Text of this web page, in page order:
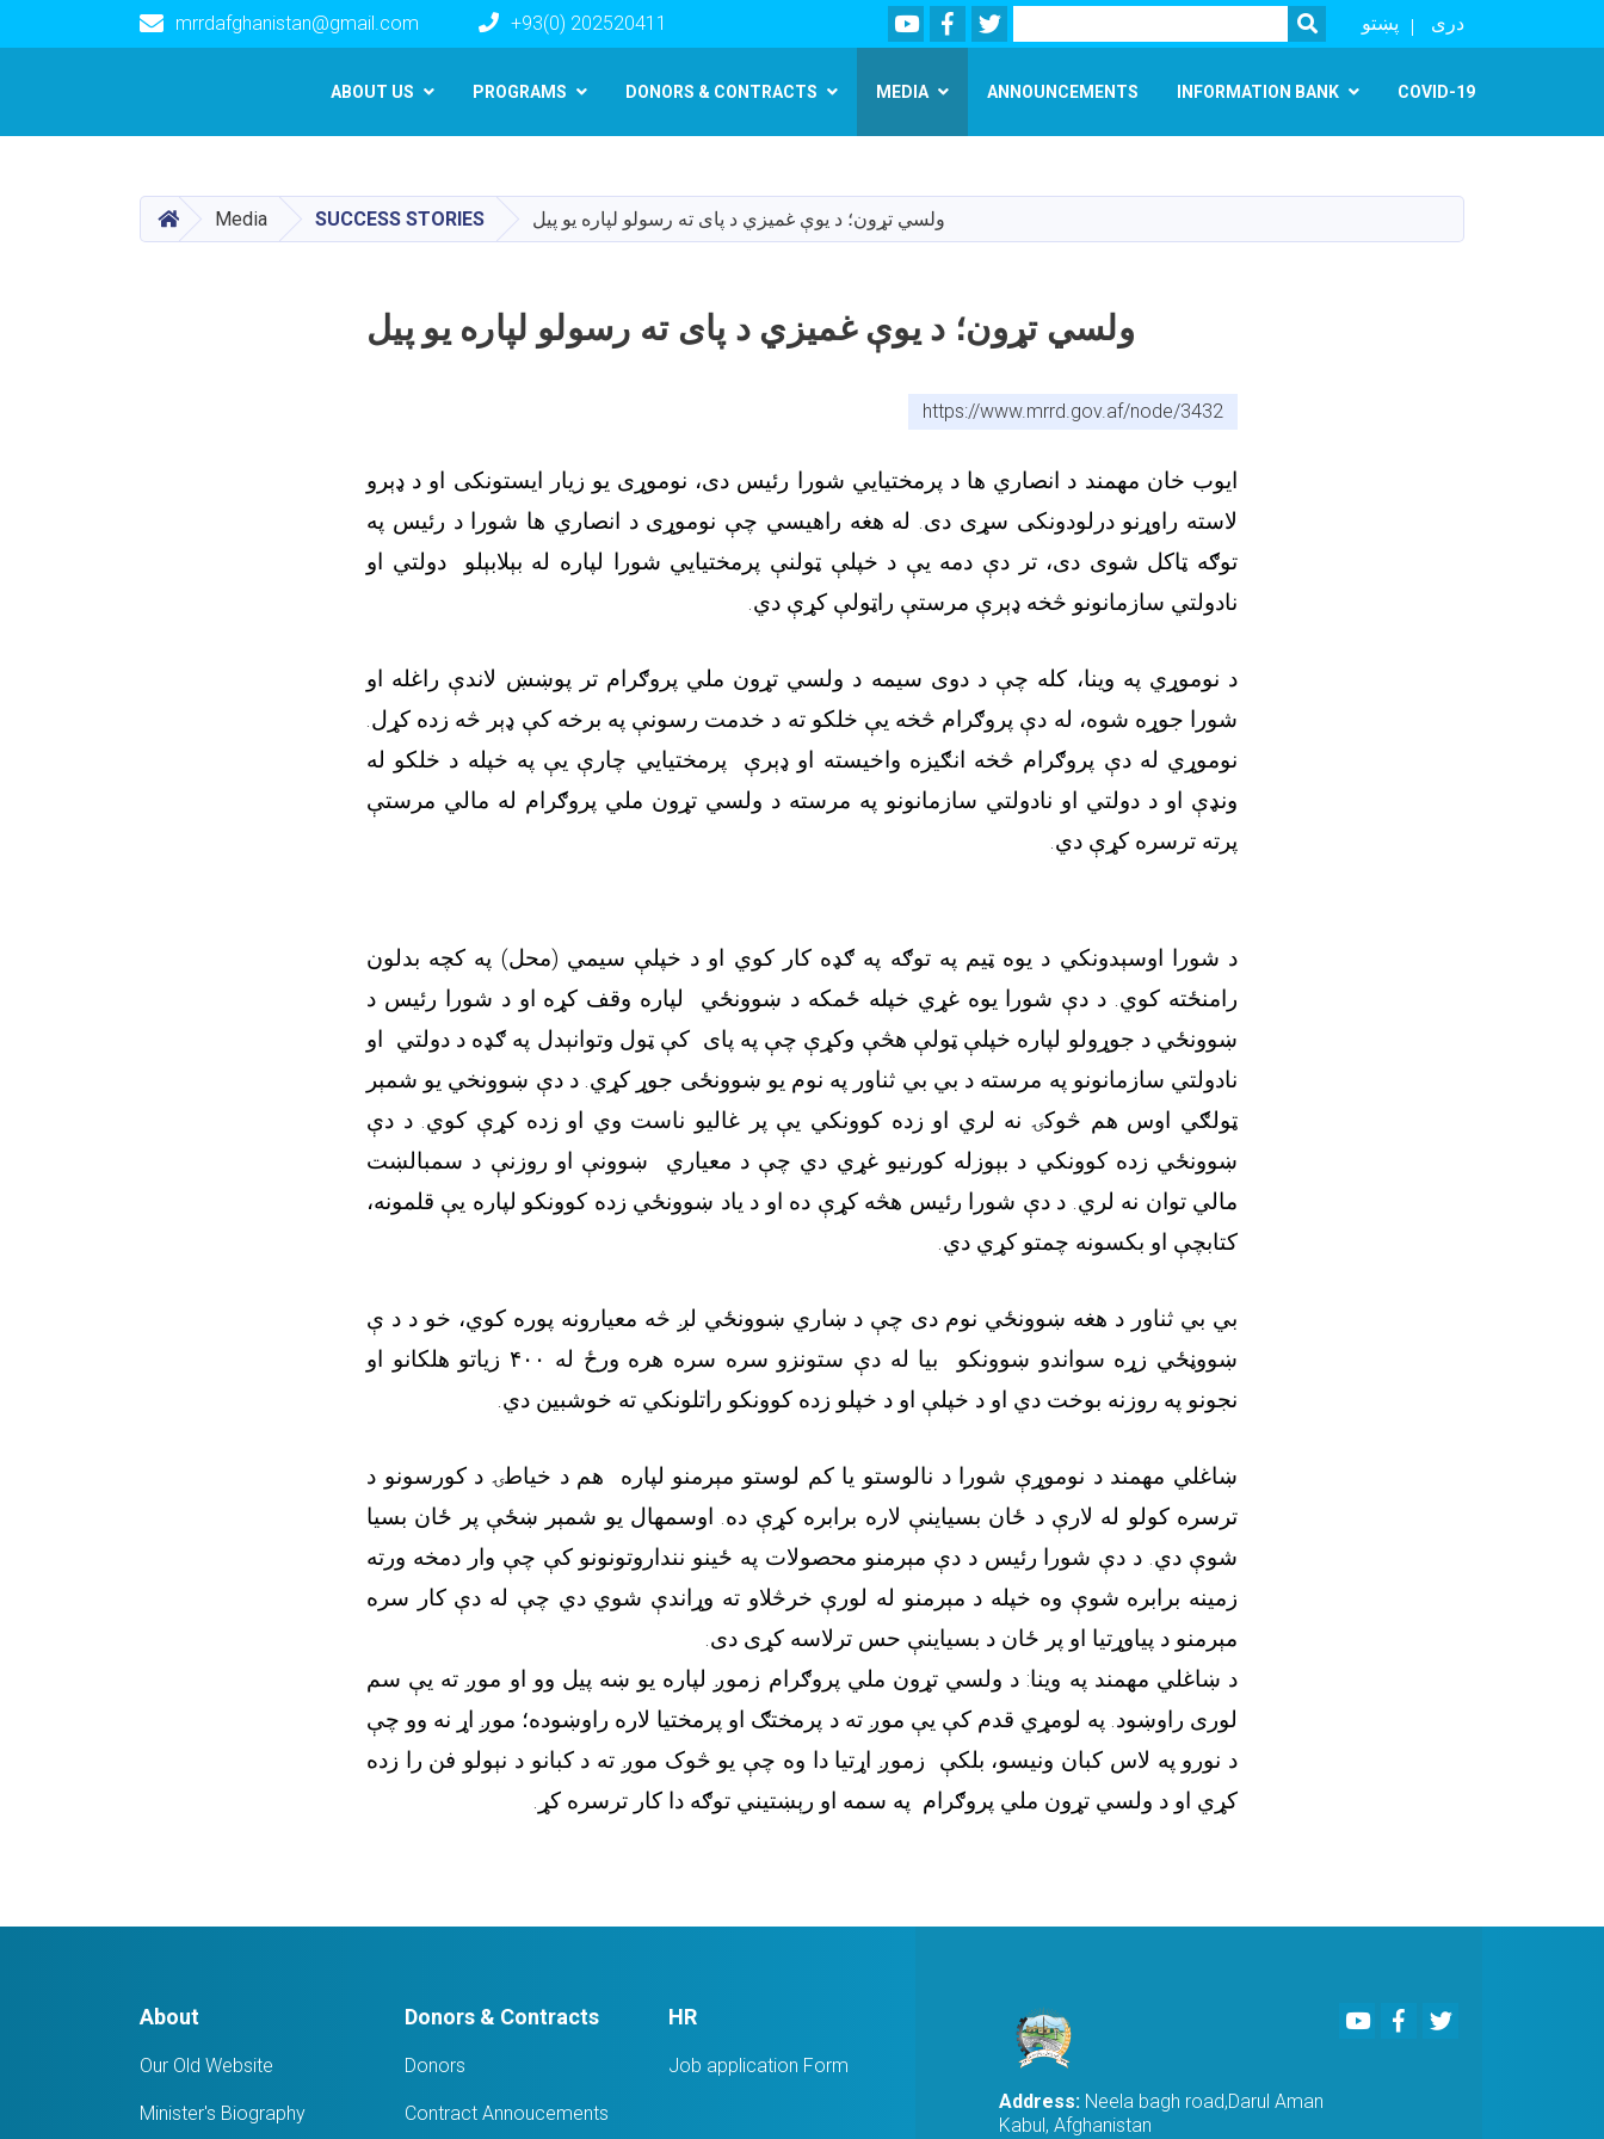
content
mrrdafghanistan@gmail.com +93(0) 202520411 YoutubeFacebookTwitter
Search SEARCH
پښتو دری
ABOUT US PROGRAMS DONORS & CONTRACTS MEDIA ANNOUNCEMENTS INFORMATION BANK COVID-19
HOMEMedia SUCCESS STORIES ولسي تړون؛ د یوې غمیزي د پای ته رسولو لپاره یو پیل
ولسي تړون؛ د یوې غمیزي د پای ته رسولو لپاره یو پیل
https://www.mrrd.gov.af/node/3432
ایوب خان مهمند د انصاري ها د پرمختیایي شورا رئیس دی، نوموړی یو زیار ایستونکی او د ډېرو
لاسته راوړنو درلودونکی سړی دی. له هغه راهیسي چې نوموړی د انصاري ها شورا د رئیس په
توګه ټاکل شوی دی، تر دې دمه یې د خپلې ټولنې پرمختیایي شورا لپاره له بېلابېلو دولتي او
نادولتي سازمانونو څخه ډېرې مرستې راټولې کړې دي.
د نوموړي په وینا، کله چې د دوی سیمه د ولسي تړون ملي پروګرام تر پوښښ لاندې راغله او
شورا جوړه شوه، له دې پروګرام څخه یې خلکو ته د خدمت رسونې په برخه کې ډېر څه زده کړل.
نوموړي له دې پروګرام څخه انګیزه واخیسته او ډېرې پرمختیایي چارې یې په خپله د خلکو له
ونډې او د دولتي او نادولتي سازمانونو په مرسته د ولسي تړون ملي پروګرام له مالي مرستې
پرته ترسره کړې دي.
د شورا اوسېدونکي د یوه ټیم په توګه په ګډه کار کوي او د خپلې سیمي (محل) په کچه بدلون
رامنځته کوي. د دې شورا یوه غړي خپله ځمکه د ښوونځي لپاره وقف کړه او د شورا رئیس د
ښوونځي د جوړولو لپاره خپلې ټولې هڅې وکړې چې په پای کې ټول وتوانېدل په ګډه د دولتي او
نادولتي سازمانونو په مرسته د بي بي ثناور په نوم یو ښوونځی جوړ کړي. د دې ښوونخي یو شمېر
ټولګي اوس هم څوکۍ نه لري او زده کوونکي یې پر غالیو ناست وي او زده کړې کوي. د دې
ښوونځي زده کوونکي د بېوزله کورنیو غړي دي چې د معیاري ښوونې او روزنې د سمبالښت
مالي توان نه لري. د دې شورا رئیس هڅه کړې ده او د یاد ښوونځي زده کوونکو لپاره یې قلمونه،
کتابچې او بکسونه چمتو کړي دي.
بي بي ثناور د هغه ښوونځي نوم دی چې د ښاري ښوونځي لږ څه معیارونه پوره کوي، خو د د ې
ښووڼځي زړه سواندو ښوونکو بیا له دې ستونزو سره سره هره ورځ له ۴۰۰ زیاتو هلکانو او
نجونو په روزنه بوخت دي او د خپلې او د خپلو زده کوونکو راتلونکي ته خوشبین دي.
ښاغلي مهمند د نوموړې شورا د نالوستو یا کم لوستو مېرمنو لپاره هم د خیاطۍ د کورسونو د
ترسره کولو له لارې د ځان بسیاینې لاره برابره کړې ده. اوسمهال یو شمېر ښځې پر ځان بسیا
شوې دي. د دې شورا رئیس د دې مېرمنو محصولات په ځینو ننداروتونونو کې چې وار دمخه ورته
زمینه برابره شوې وه خپله د مېرمنو له لورې خرڅلاو ته وړاندې شوي دي چې له دې کار سره
مېرمنو د پیاوړتیا او پر ځان د بسیاینې حس ترلاسه کړی دی.
د ښاغلي مهمند په وینا: د ولسي تړون ملي پروګرام زموږ لپاره یو ښه پیل وو او موږ ته یې سم
لوری راوښود. په لومړي قدم کې یې موږ ته د پرمختګ او پرمختیا لاره راوښوده؛ موږ اړ نه وو چې
د نورو په لاس کبان ونیسو، بلکې زموږ اړتیا دا وه چې یو څوک موږ ته د کبانو د نېولو فن را زده
کړي او د ولسي تړون ملي پروګرام په سمه او رېښتیني توګه دا کار ترسره کړ.
About
Our Old Website
Minister's Biography
Donors & Contracts
Donors
Contract Annoucements
HR
Job application Form
YoutubeFacebook
Twitter
Address: Neela bagh road,Darul Aman
Kabul, Afghanistan